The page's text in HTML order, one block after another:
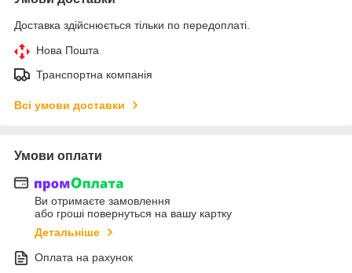
Доставка здійснюється тільки по передоплаті.
Нова Пошта
Транспортна компанія
Всі умови доставки
Умови оплати
Ви отримаєте замовлення
або гроші повернуться на вашу картку
Детальніше
Оплата на рахунок